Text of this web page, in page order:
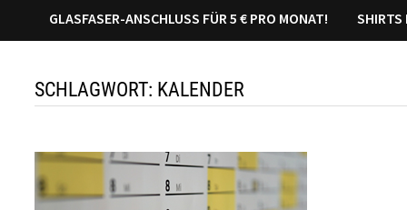
GLASFASER-ANSCHLUSS FÜR 5 € PRO MONAT! SHIRTS
SCHLAGWORT: KALENDER